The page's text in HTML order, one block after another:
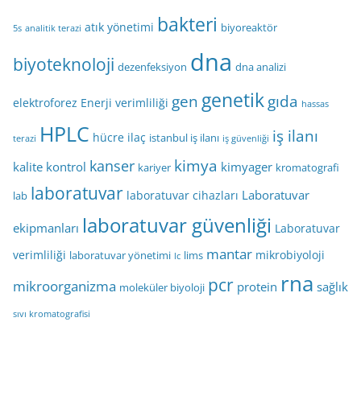
5s analitik terazi atık yönetimi bakteri biyoreaktör
biyoteknoloji dezenfeksiyon dna dna analizi
elektroforez Enerji verimliliği gen genetikgıda hassas
terazi HPLC hücre ilaç istanbul iş ilanı iş güvenliği iş ilanı
kalite kontrol kanser kariyer kimya kimyager kromatografi
lab laboratuvar laboratuvar cihazları Laboratuvar
ekipmanları laboratuvar güvenliği Laboratuvar
verimliliği laboratuvar yönetimi lc lims mantar mikrobiyoloji
mikroorganizma moleküler biyoloji pcr protein rna sağlık
sıvı kromatografisi